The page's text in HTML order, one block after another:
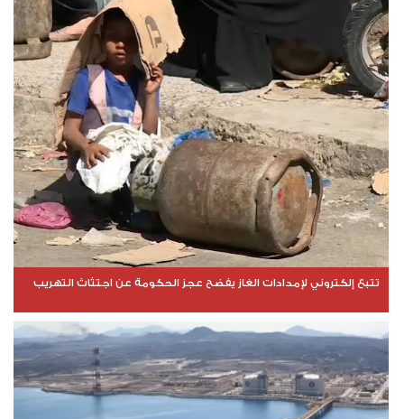
تتبع إلكتروني لإمدادات الغاز يفضح عجز الحكومة عن اجتثاث التهريب